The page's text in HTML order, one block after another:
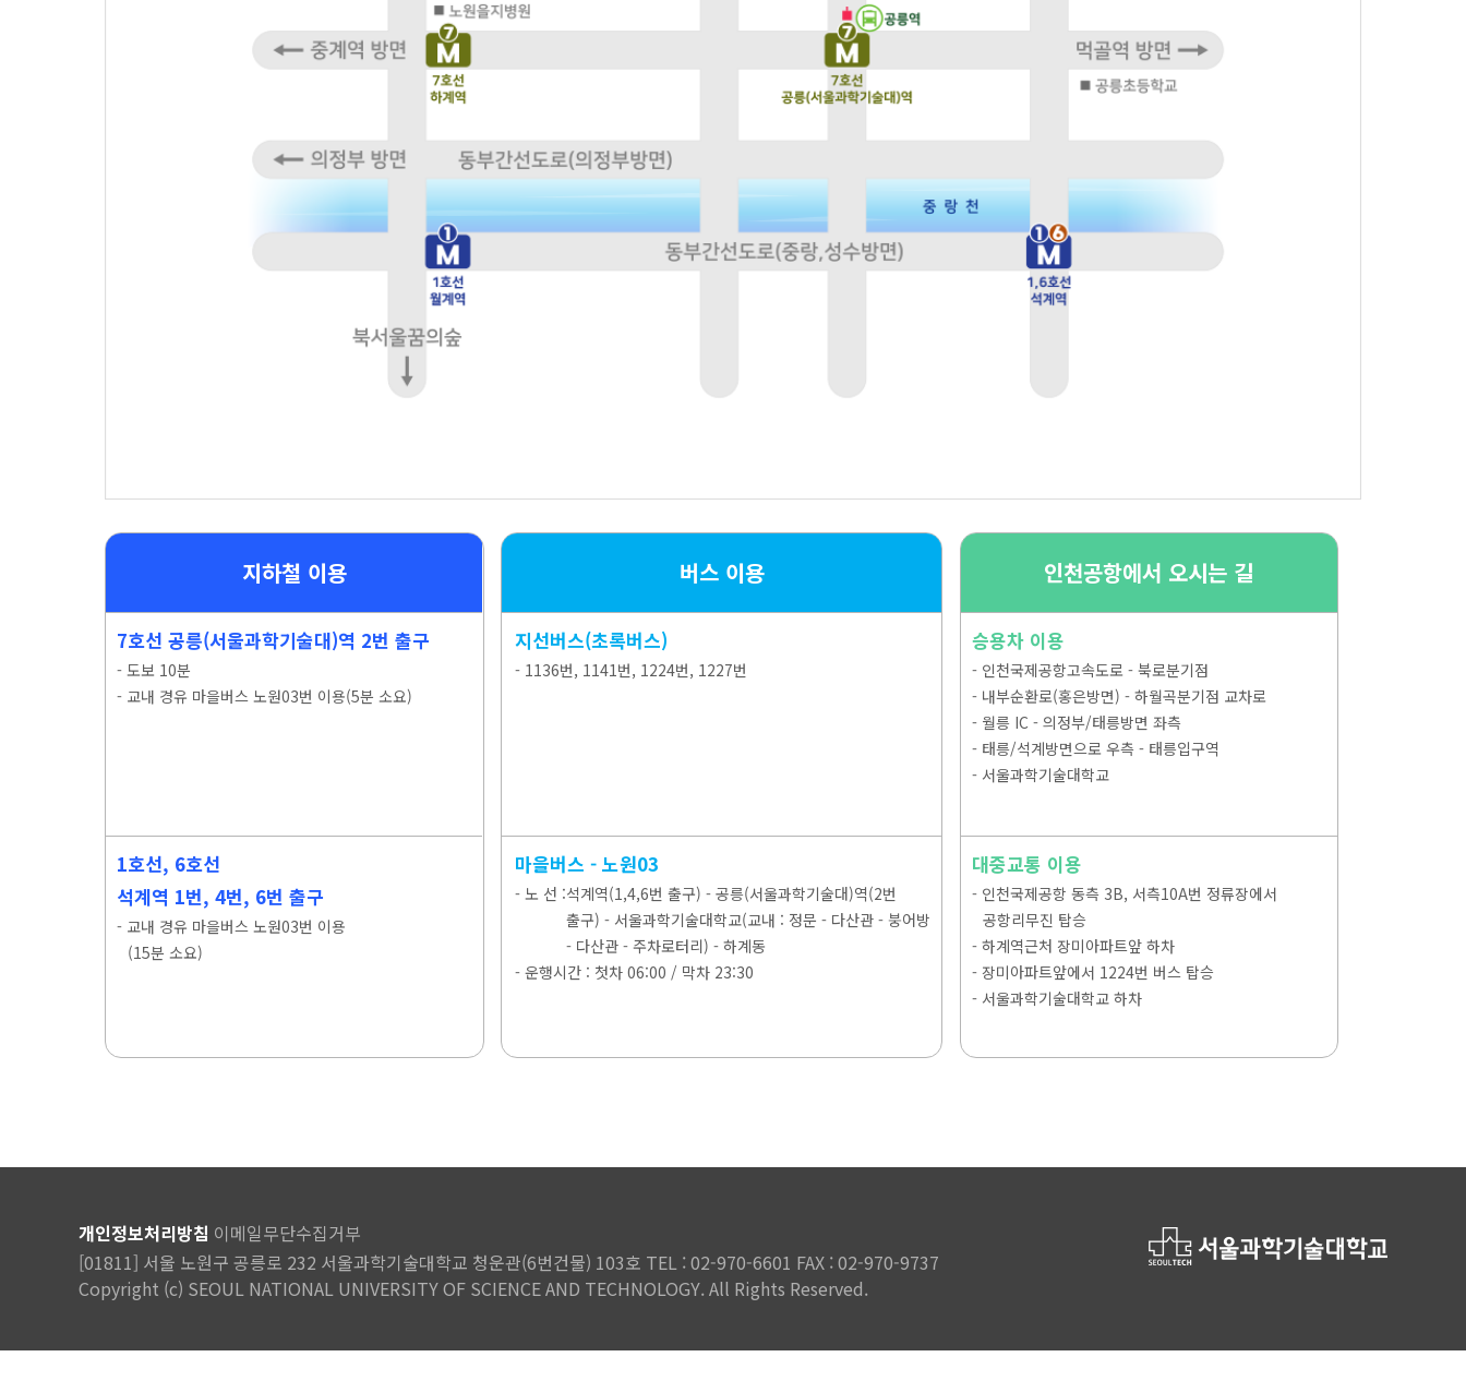
지하철 이용
7호선 공릉(서울과학기술대)역 2번 출구
- 도보 10분
- 교내 경유 마을버스 노원03번 이용(5분 소요)
1호선, 6호선
석계역 1번, 4번, 6번 출구
- 교내 경유 마을버스 노원03번 이용
(15분 소요)
버스 이용
지선버스(초록버스)
- 1136번, 1141번, 1224번, 1227번
마을버스 - 노원03
- 노 선 :석계역(1,4,6번 출구) - 공릉(서울과학기술대)역(2번
출구) - 서울과학기술대학교(교내 : 정문 - 다산관 - 붕어방
- 다산관 - 주차로터리) - 하계동
- 운행시간 : 첫차 06:00 / 막차 23:30
인천공항에서 오시는 길
승용차 이용
- 인천국제공항고속도로- 북로분기점
- 내부순환로(홍은방면)- 하월곡분기점 교차로
- 월릉 IC- 의정부/태릉방면 좌측
- 태릉/석계방면으로 우측- 태릉입구역
- 서울과학기술대학교
대중교통 이용
- 인천국제공항 동측 3B, 서측10A번 정류장에서
공항리무진 탑승
- 하계역근처 장미아파트앞 하차
- 장미아파트앞에서 1224번 버스 탑승
- 서울과학기술대학교 하차
개인정보처리방침 이메일무단수집거부
[01811] 서울 노원구 공릉로 232 서울과학기술대학교 청운관(6번건물) 103호 TEL : 02-970-6601 FAX : 02-970-9737
Copyright (c) SEOUL NATIONAL UNIVERSITY OF SCIENCE AND TECHNOLOGY. All Rights Reserved.